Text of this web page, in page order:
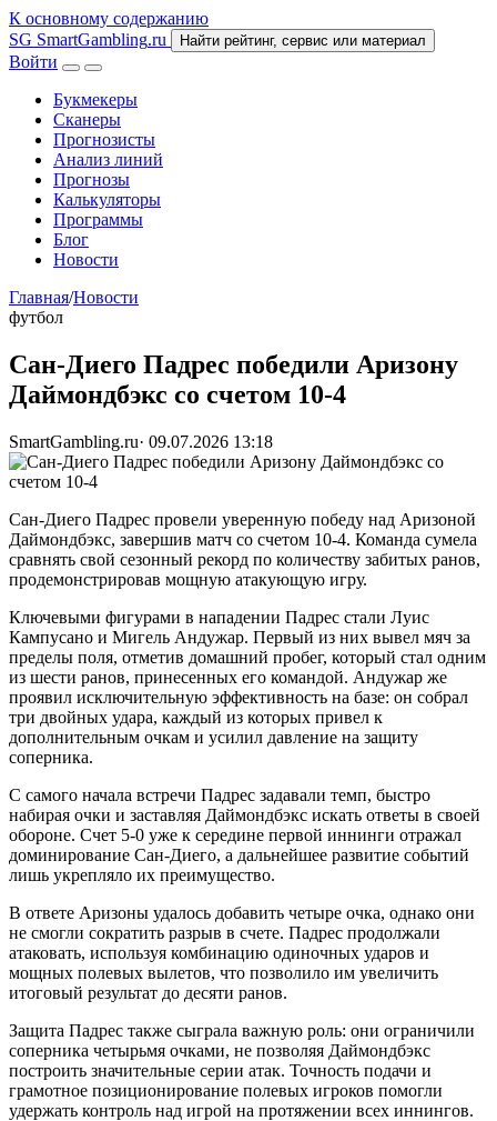
К основному содержанию
SG SmartGambling.ru Найти рейтинг, сервис или материал
Войти
Букмекеры
Сканеры
Прогнозисты
Анализ линий
Прогнозы
Калькуляторы
Программы
Блог
Новости
Главная/Новости
футбол
Сан-Диего Падрес победили Аризону
Даймондбэкс со счетом 10-4
SmartGambling.ru· 09.07.2026 13:18
Сан-Диего Падрес провели уверенную победу над Аризоной
Даймондбэкс, завершив матч со счетом 10-4. Команда сумела
сравнять свой сезонный рекорд по количеству забитых ранов,
продемонстрировав мощную атакующую игру.
Ключевыми фигурами в нападении Падрес стали Луис
Кампусано и Мигель Андужар. Первый из них вывел мяч за
пределы поля, отметив домашний пробег, который стал одним
из шести ранов, принесенных его командой. Андужар же
проявил исключительную эффективность на базе: он собрал
три двойных удара, каждый из которых привел к
дополнительным очкам и усилил давление на защиту
соперника.
С самого начала встречи Падрес задавали темп, быстро
набирая очки и заставляя Даймондбэкс искать ответы в своей
обороне. Счет 5-0 уже к середине первой иннинги отражал
доминирование Сан-Диего, а дальнейшее развитие событий
лишь укрепляло их преимущество.
В ответе Аризоны удалось добавить четыре очка, однако они
не смогли сократить разрыв в счете. Падрес продолжали
атаковать, используя комбинацию одиночных ударов и
мощных полевых вылетов, что позволило им увеличить
итоговый результат до десяти ранов.
Защита Падрес также сыграла важную роль: они ограничили
соперника четырьмя очками, не позволяя Даймондбэкс
построить значительные серии атак. Точность подачи и
грамотное позиционирование полевых игроков помогли
удержать контроль над игрой на протяжении всех иннингов.